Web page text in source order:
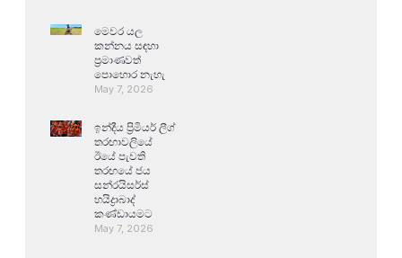
මෙවර යල
කන්නය සඳහා
ප්‍රමාණවත්
පොහොර නැහැ
May 7, 2026
ඉන්දීය ප්‍රිමියර් ලීග්
තරඟාවලියේ
ඊයේ පැවති
තරඟයේ ජය
සන්රයිසර්ස්
හයිද්‍රාබාද්
කණ්ඩායමට
May 7, 2026